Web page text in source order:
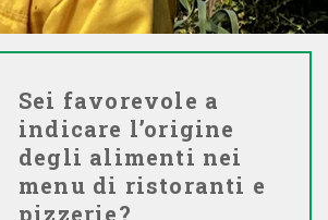
Sei favorevole a
indicare l’origine
degli alimenti nei
menu di ristoranti e
pizzerie?